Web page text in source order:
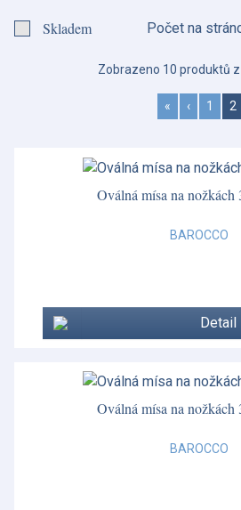
Skladem Počet na
Zobrazeno 10 produktů
« ‹ 1 2
Oválná mísa na nožkách
BAROCCO
Detail
Oválná mísa na nožkách
BAROCCO